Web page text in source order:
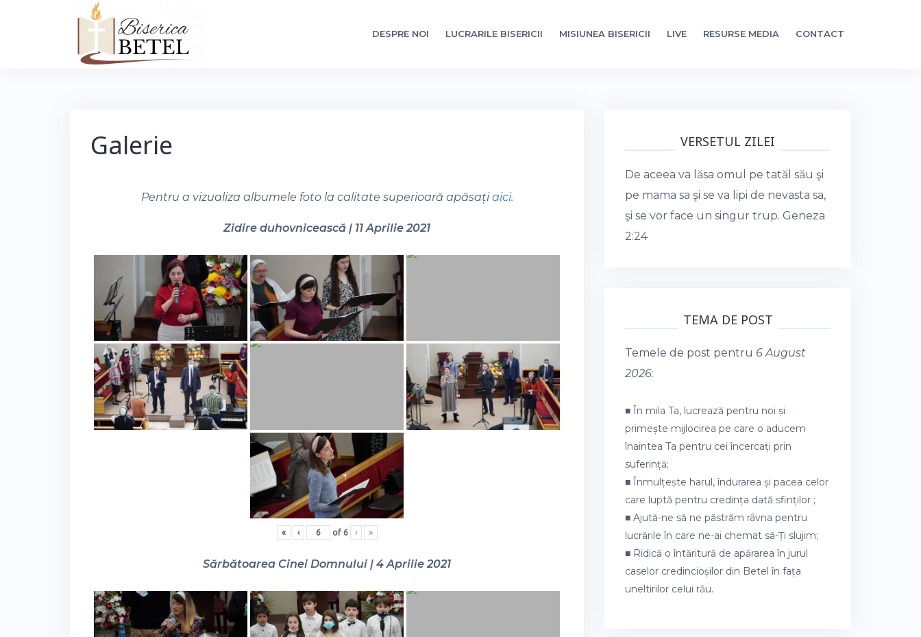
DESPRE NOI LUCRARILE BISERICII MISIUNEA BISERICII LIVE RESURSE MEDIA CONTACT
Galerie
Pentru a vizualiza albumele foto la calitate superioară apăsațiaici.
Zidire duhovnicească | 11 Aprilie 2021
« ‹ of 6 › »
Sărbătoarea Cinei Domnului | 4 Aprilie 2021
VERSETUL ZILEI
De aceea va lăsa omul pe tatăl său şi
pe mama sa şi se va lipi de nevasta sa,
şi se vor face un singur trup. Geneza
2:24
TEMA DE POST
Temele de post pentru 6 August
2026:
■ În mila Ta, lucrează pentru noi și
primește mijlocirea pe care o aducem
înaintea Ta pentru cei încercați prin
suferință;
■ Înmulțește harul, îndurarea și pacea celor
care luptă pentru credința dată sfinților ;
■ Ajută-ne să ne păstrăm râvna pentru
lucrările în care ne-ai chemat să-Ți slujim;
■ Ridică o întăritură de apărarea în jurul
caselor credincioșilor din Betel în fața
uneltirilor celui rău.